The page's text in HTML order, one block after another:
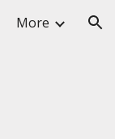
More